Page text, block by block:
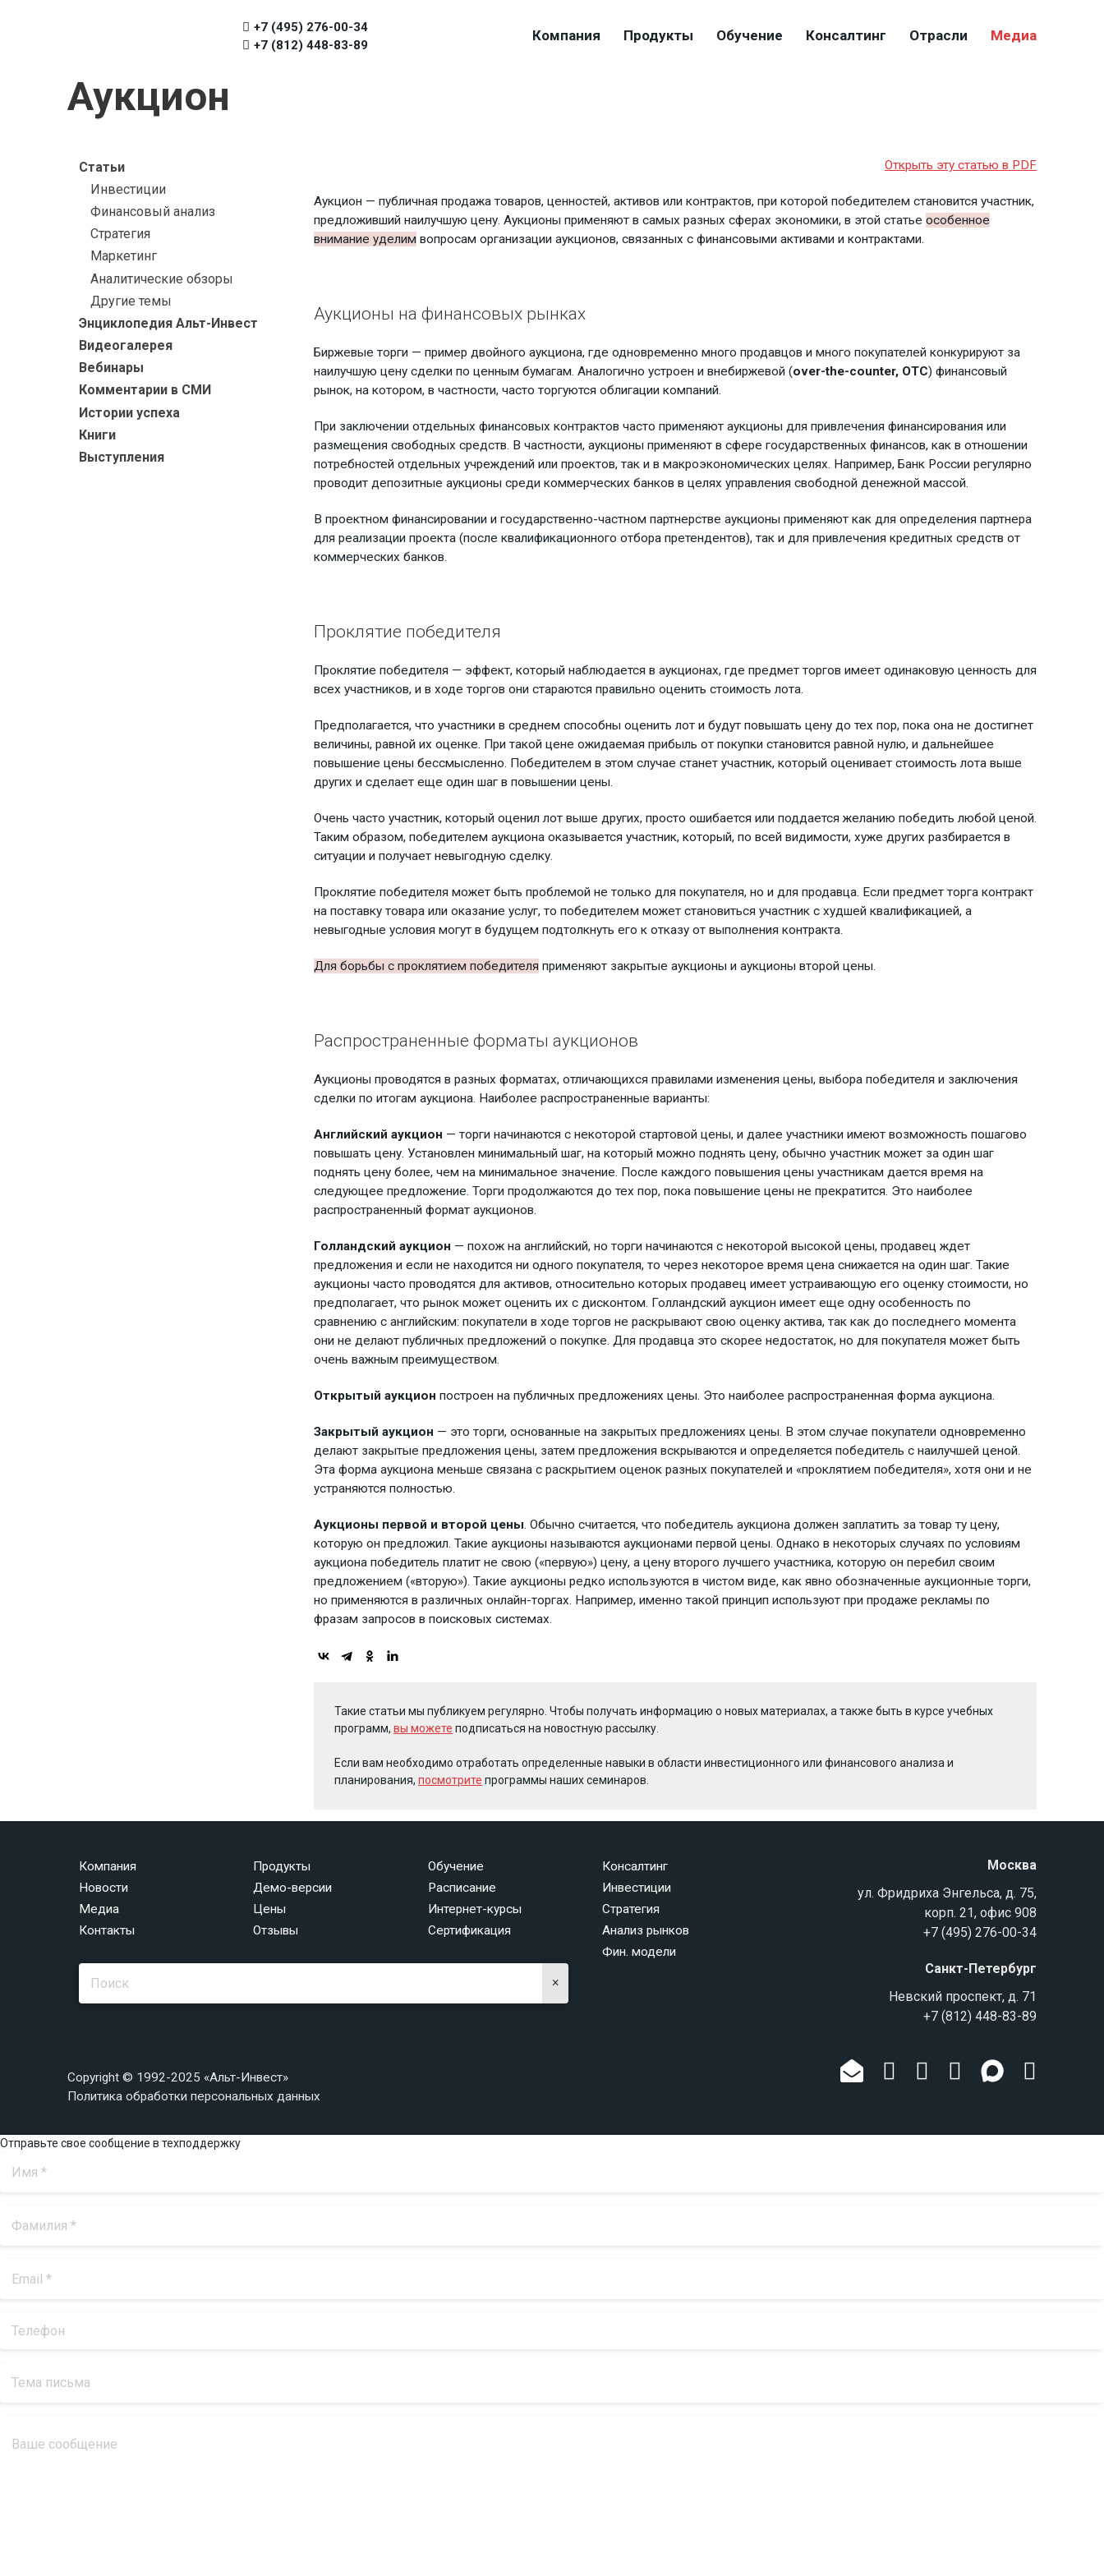
+7 (495) 276-00-34
+7 (812) 448-83-89
Компания Продукты Обучение Консалтинг Отрасли Медиа
Аукцион
Статьи
Инвестиции
Финансовый анализ
Стратегия
Маркетинг
Аналитические обзоры
Другие темы
Энциклопедия Альт-Инвест
Видеогалерея
Вебинары
Комментарии в СМИ
Истории успеха
Книги
Выступления
Открыть эту статью в PDF
Аукцион — публичная продажа товаров, ценностей, активов или контрактов, при которой победителем становится участник,
предложивший наилучшую цену. Аукционы применяют в самых разных сферах экономики, в этой статье особенное
внимание уделим вопросам организации аукционов, связанных с финансовыми активами и контрактами.
Аукционы на финансовых рынках
Биржевые торги — пример двойного аукциона, где одновременно много продавцов и много покупателей конкурируют за
наилучшую цену сделки по ценным бумагам. Аналогично устроен и внебиржевой (over-the-counter, OTC) финансовый
рынок, на котором, в частности, часто торгуются облигации компаний.
При заключении отдельных финансовых контрактов часто применяют аукционы для привлечения финансирования или
размещения свободных средств. В частности, аукционы применяют в сфере государственных финансов, как в отношении
потребностей отдельных учреждений или проектов, так и в макроэкономических целях. Например, Банк России регулярно
проводит депозитные аукционы среди коммерческих банков в целях управления свободной денежной массой.
В проектном финансировании и государственно-частном партнерстве аукционы применяют как для определения партнера
для реализации проекта (после квалификационного отбора претендентов), так и для привлечения кредитных средств от
коммерческих банков.
Проклятие победителя
Проклятие победителя — эффект, который наблюдается в аукционах, где предмет торгов имеет одинаковую ценность для
всех участников, и в ходе торгов они стараются правильно оценить стоимость лота.
Предполагается, что участники в среднем способны оценить лот и будут повышать цену до тех пор, пока она не достигнет
величины, равной их оценке. При такой цене ожидаемая прибыль от покупки становится равной нулю, и дальнейшее
повышение цены бессмысленно. Победителем в этом случае станет участник, который оценивает стоимость лота выше
других и сделает еще один шаг в повышении цены.
Очень часто участник, который оценил лот выше других, просто ошибается или поддается желанию победить любой ценой.
Таким образом, победителем аукциона оказывается участник, который, по всей видимости, хуже других разбирается в
ситуации и получает невыгодную сделку.
Проклятие победителя может быть проблемой не только для покупателя, но и для продавца. Если предмет торга контракт
на поставку товара или оказание услуг, то победителем может становиться участник с худшей квалификацией, а
невыгодные условия могут в будущем подтолкнуть его к отказу от выполнения контракта.
Для борьбы с проклятием победителя применяют закрытые аукционы и аукционы второй цены.
Распространенные форматы аукционов
Аукционы проводятся в разных форматах, отличающихся правилами изменения цены, выбора победителя и заключения
сделки по итогам аукциона. Наиболее распространенные варианты:
Английский аукцион — торги начинаются с некоторой стартовой цены, и далее участники имеют возможность пошагово
повышать цену. Установлен минимальный шаг, на который можно поднять цену, обычно участник может за один шаг
поднять цену более, чем на минимальное значение. После каждого повышения цены участникам дается время на
следующее предложение. Торги продолжаются до тех пор, пока повышение цены не прекратится. Это наиболее
распространенный формат аукционов.
Голландский аукцион — похож на английский, но торги начинаются с некоторой высокой цены, продавец ждет
предложения и если не находится ни одного покупателя, то через некоторое время цена снижается на один шаг. Такие
аукционы часто проводятся для активов, относительно которых продавец имеет устраивающую его оценку стоимости, но
предполагает, что рынок может оценить их с дисконтом. Голландский аукцион имеет еще одну особенность по
сравнению с английским: покупатели в ходе торгов не раскрывают свою оценку актива, так как до последнего момента
они не делают публичных предложений о покупке. Для продавца это скорее недостаток, но для покупателя может быть
очень важным преимуществом.
Открытый аукцион построен на публичных предложениях цены. Это наиболее распространенная форма аукциона.
Закрытый аукцион — это торги, основанные на закрытых предложениях цены. В этом случае покупатели одновременно
делают закрытые предложения цены, затем предложения вскрываются и определяется победитель с наилучшей ценой.
Эта форма аукциона меньше связана с раскрытием оценок разных покупателей и «проклятием победителя», хотя они и не
устраняются полностью.
Аукционы первой и второй цены. Обычно считается, что победитель аукциона должен заплатить за товар ту цену,
которую он предложил. Такие аукционы называются аукционами первой цены. Однако в некоторых случаях по условиям
аукциона победитель платит не свою («первую») цену, а цену второго лучшего участника, которую он перебил своим
предложением («вторую»). Такие аукционы редко используются в чистом виде, как явно обозначенные аукционные торги,
но применяются в различных онлайн-торгах. Например, именно такой принцип используют при продаже рекламы по
фразам запросов в поисковых системах.
Такие статьи мы публикуем регулярно. Чтобы получать информацию о новых материалах, а также быть в курсе учебных
программ, вы можете подписаться на новостную рассылку.
Если вам необходимо отработать определенные навыки в области инвестиционного или финансового анализа и
планирования, посмотрите программы наших семинаров.
Компания
Новости
Медиа
Контакты
Продукты
Демо-версии
Цены
Отзывы
Обучение
Расписание
Интернет-курсы
Сертификация
Консалтинг
Инвестиции
Стратегия
Анализ рынков
Фин. модели
×
Москва
ул. Фридриха Энгельса, д. 75,
корп. 21, офис 908
+7 (495) 276-00-34
Санкт-Петербург
Невский проспект, д. 71
+7 (812) 448-83-89
Copyright © 1992-2025 «Альт-Инвест»
Политика обработки персональных данных
Отправьте свое сообщение в техподдержку